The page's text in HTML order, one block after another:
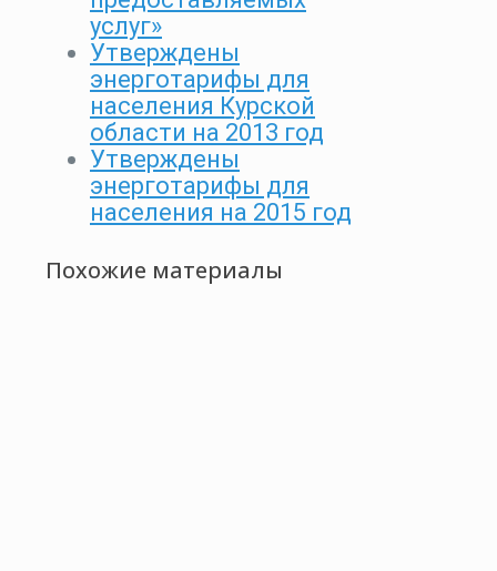
услуг»
Утверждены
энерготарифы для
населения Курской
области на 2013 год
Утверждены
энерготарифы для
населения на 2015 год
Похожие материалы